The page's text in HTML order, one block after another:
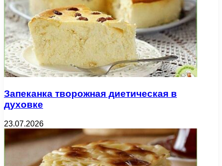
Запеканка творожная диетическая в
духовке
23.07.2026